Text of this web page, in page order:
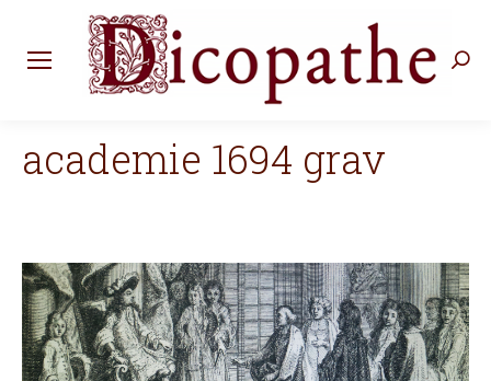
academie 1694 grav